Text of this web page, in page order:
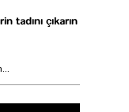
tadını çıkarın